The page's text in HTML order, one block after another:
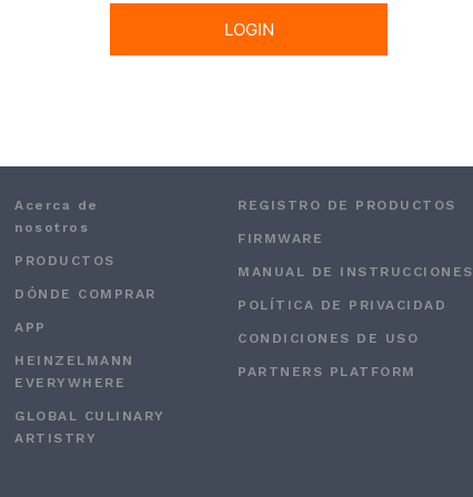
Acerca de
nosotros
PRODUCTOS
DÓNDE COMPRAR
APP
HEINZELMANN
EVERYWHERE
GLOBAL CULINARY
ARTISTRY
REGISTRO DE PRODUCTOS
FIRMWARE
MANUAL DE INSTRUCCIONES
POLÍTICA DE PRIVACIDAD
CONDICIONES DE USO
PARTNERS PLATFORM